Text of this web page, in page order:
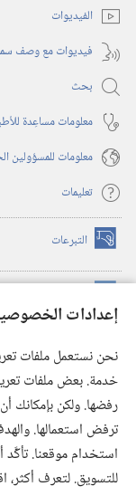
إعدادات
نحن نستعمل ملفات
خدمة. بعض ملفات
رفضها. ولكن بإمكانك
ترفض استعمالها.
استخدام موقعنا. تأكَّد
للتسويق. لتعرف أكثر،
الفيديوات
فيديوات مع وصف
بحث
معلومات مساعِدة
معلومات للمسؤولين
تعليمات
التبرعات (يفتح
نافذة
(يفتح
نافذة
(يفتح
نافذة
جديدة) تطبيق ®
Library
مكتبة برج المراقبة